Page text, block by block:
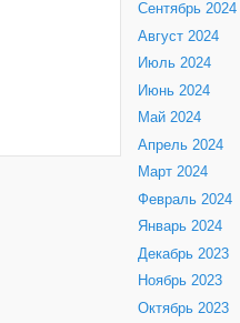
Сентябрь 2024
Август 2024
Июль 2024
Июнь 2024
Май 2024
Апрель 2024
Март 2024
Февраль 2024
Январь 2024
Декабрь 2023
Ноябрь 2023
Октябрь 2023